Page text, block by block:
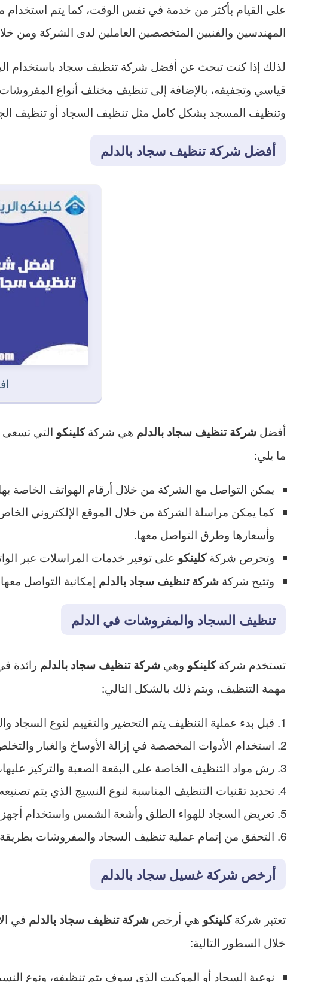
على القيام بأكثر من خدمة في نفس الوقت، كما يتم
المهندسين والفنيين المتخصصين العاملين لدى الشركة ومن
لذلك إذا كنت تبحث عن أفضل شركة تنظيف سجاد باستخدام
قياسي وتجفيفه، بالإضافة إلى تنظيف مختلف أنواع
وتنظيف المسجد بشكل كامل مثل تنظيف السجاد أو تنظيف
أفضل شركة تنظيف سجاد بالدلم
أفضل شركة تنظيف سجاد بالدلم هي شركةكلينكو التي تسعى
ما يلي:
يمكن التواصل مع الشركة من خلال أرقام الهواتف الخاصة
كما يمكن مراسلة الشركة من خلال الموقع الإلكتروني
وأسعارها وطرق التواصل معها.
وتحرص شركةكلينكو على توفير خدمات المراسلات عبر
وتتيح شركة شركة تنظيف سجاد بالدلم إمكانية التواصل
تنظيف السجاد والمفروشات في الدلم
تستخدم شركةكلينكو وهي شركة تنظيف سجاد بالدلم رائدة
مهمة التنظيف، ويتم ذلك بالشكل التالي:
قبل بدء عملية التنظيف يتم التحضير والتقييم لنوع السجاد
استخدام الأدوات المخصصة في إزالة الأوساخ والغبار
رش مواد التنظيف الخاصة على البقعة الصعبة والتركيز
تحديد تقنيات التنظيف المناسبة لنوع النسيج الذي يتم
تعريض السجاد للهواء الطلق وأشعة الشمس واستخدام
التحقق من إتمام عملية تنظيف السجاد والمفروشات
أرخص شركة غسيل سجاد بالدلم
تعتبر شركةكلينكو هي أرخص شركة تنظيف سجاد بالدلم في
خلال السطور التالية:
نوعية السجاد أو الموكيت الذي سوف يتم تنظيفه، ونوع